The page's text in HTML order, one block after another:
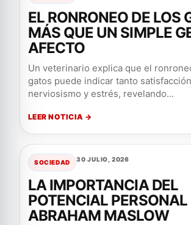
EL RONRONEO DE LOS
MÁS QUE UN SIMPLE
AFECTO
Un veterinario explica que el
gatos puede indicar tanto
nerviosismo y estrés, revelando...
LEER NOTICIA →
SOCIEDAD 30 JULIO, 2026
LA IMPORTANCIA DEL
POTENCIAL PERSONAL
ABRAHAM MASLOW